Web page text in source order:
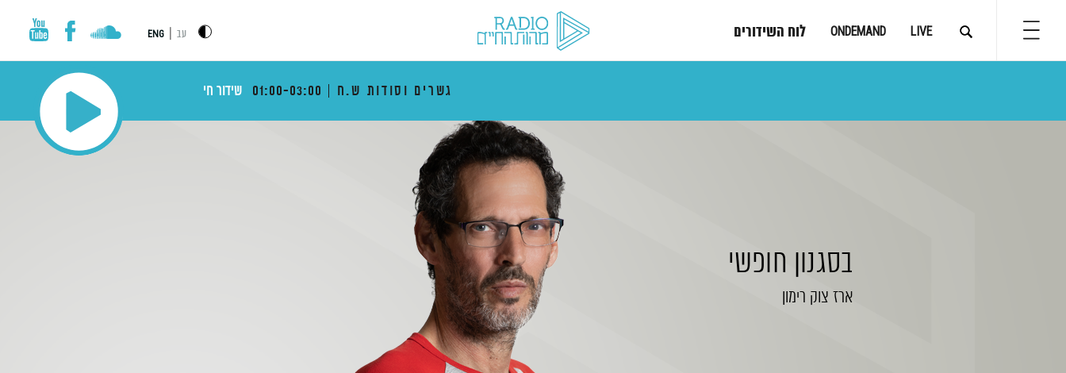
LIVE
ONDEMAND לוח השידורים עב ENG
גשרים וסודות ש.ח 01:00-03:00 שידור חי
בסגנון חופשי
ארז צוק רימון